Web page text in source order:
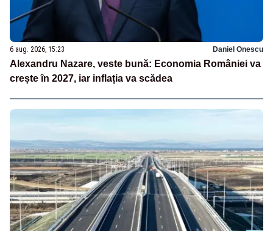
6 aug. 2026, 15:23 Daniel Onescu
Alexandru Nazare, veste bună: Economia României va
crește în 2027, iar inflația va scădea